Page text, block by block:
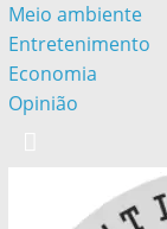
Meio ambiente
Entretenimento
Economia
Opinião